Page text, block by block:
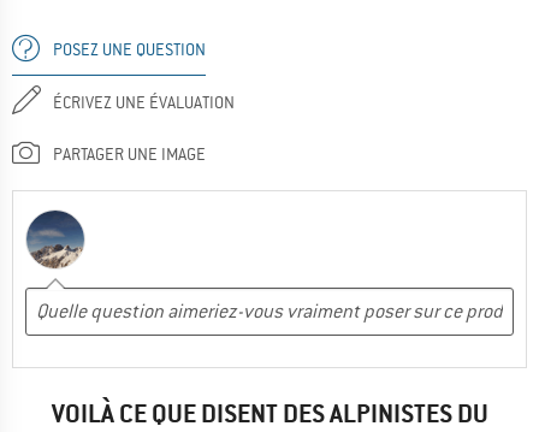
POSEZ UNE QUESTION
ÉCRIVEZ UNE ÉVALUATION
PARTAGER UNE IMAGE
VOILÀ CE QUE DISENT DES ALPINISTES DU